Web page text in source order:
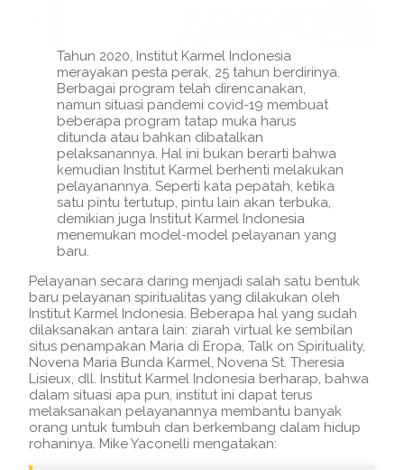
Tahun 2020, Institut Karmel Indonesia
merayakan pesta perak, 25 tahun berdirinya.
Berbagai program telah direncanakan,
namun situasi pandemi covid-19 membuat
beberapa program tatap muka harus
ditunda atau bahkan dibatalkan
pelaksanannya. Hal ini bukan berarti bahwa
kemudian Institut Karmel berhenti melakukan
pelayanannya. Seperti kata pepatah, ketika
satu pintu tertutup, pintu lain akan terbuka,
demikian juga Institut Karmel Indonesia
menemukan model-model pelayanan yang
baru.
Pelayanan secara daring menjadi salah satu bentuk
baru pelayanan spiritualitas yang dilakukan oleh
Institut Karmel Indonesia. Beberapa hal yang sudah
dilaksanakan antara lain: ziarah virtual ke sembilan
situs penampakan Maria di Eropa, Talk on Spirituality,
Novena Maria Bunda Karmel, Novena St. Theresia
Lisieux, dll. Institut Karmel Indonesia berharap, bahwa
dalam situasi apa pun, institut ini dapat terus
melaksanakan pelayanannya membantu banyak
orang untuk tumbuh dan berkembang dalam hidup
rohaninya. Mike Yaconelli mengatakan: